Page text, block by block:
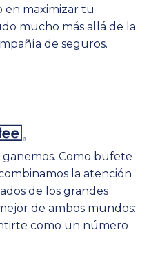
en maximizar tu
mucho más allá de la
de seguros.
Como bufete
la atención
de los grandes
de ambos mundos:
como un número